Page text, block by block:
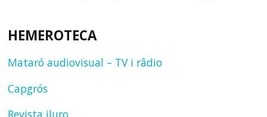
HEMEROTECA
Mataró audiovisual – TV i râdio
Capgrós
Revista iluro